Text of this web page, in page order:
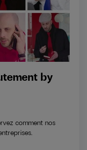
by
comment nos